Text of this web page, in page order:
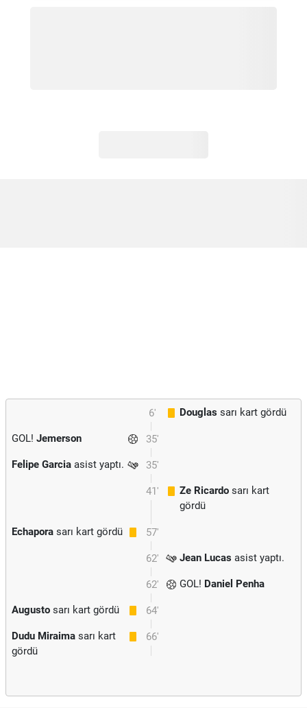
6' Douglas sarı kart gördü
35'
GOL! Jemerson
35'
Felipe Garcia asist yaptı.
41' Ze Ricardo sarı kart
gördü
57'
Echapora sarı kart gördü
62' Jean Lucas asist yaptı.
62' GOL! Daniel Penha
64'
Augusto sarı kart gördü
66'
Dudu Miraima sarı kart
gördü